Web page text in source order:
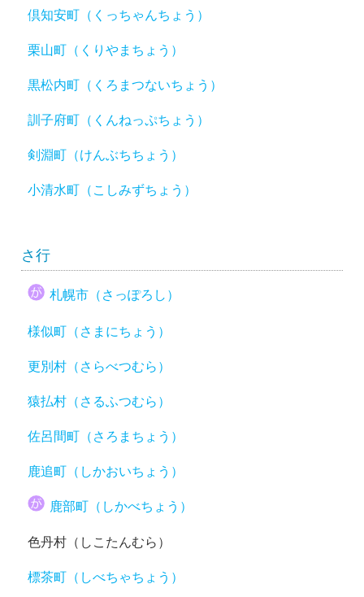
倶知安町（くっちゃんちょう）
栗山町（くりやまちょう）
黒松内町（くろまつないちょう）
訓子府町（くんねっぷちょう）
剣淵町（けんぶちちょう）
小清水町（こしみずちょう）
さ行
札幌市（さっぽろし）
様似町（さまにちょう）
更別村（さらべつむら）
猿払村（さるふつむら）
佐呂間町（さろまちょう）
鹿追町（しかおいちょう）
鹿部町（しかべちょう）
色丹村（しこたんむら）
標茶町（しべちゃちょう）